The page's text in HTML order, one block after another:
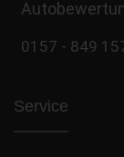
0157 - 849
Service